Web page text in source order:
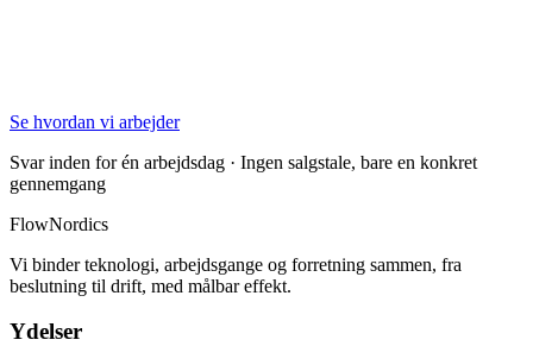
Se hvordan vi arbejder
Svar inden for én arbejdsdag · Ingen salgstale, bare en konkret
gennemgang
FlowNordics
Vi binder teknologi, arbejdsgange og forretning sammen, fra
beslutning til drift, med målbar effekt.
Ydelser